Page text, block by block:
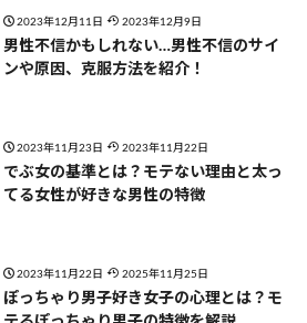
2023年12月11日 2023年12月9日
男性不信かもしれない…男性不信のサイ
ンや原因、克服方法を紹介！
2023年11月23日 2023年11月22日
でぶ女の基準とは？モテない理由と太っ
てる女性が好きな男性の特徴
2023年11月22日 2025年11月25日
ぽっちゃり男子好き女子の心理とは？モ